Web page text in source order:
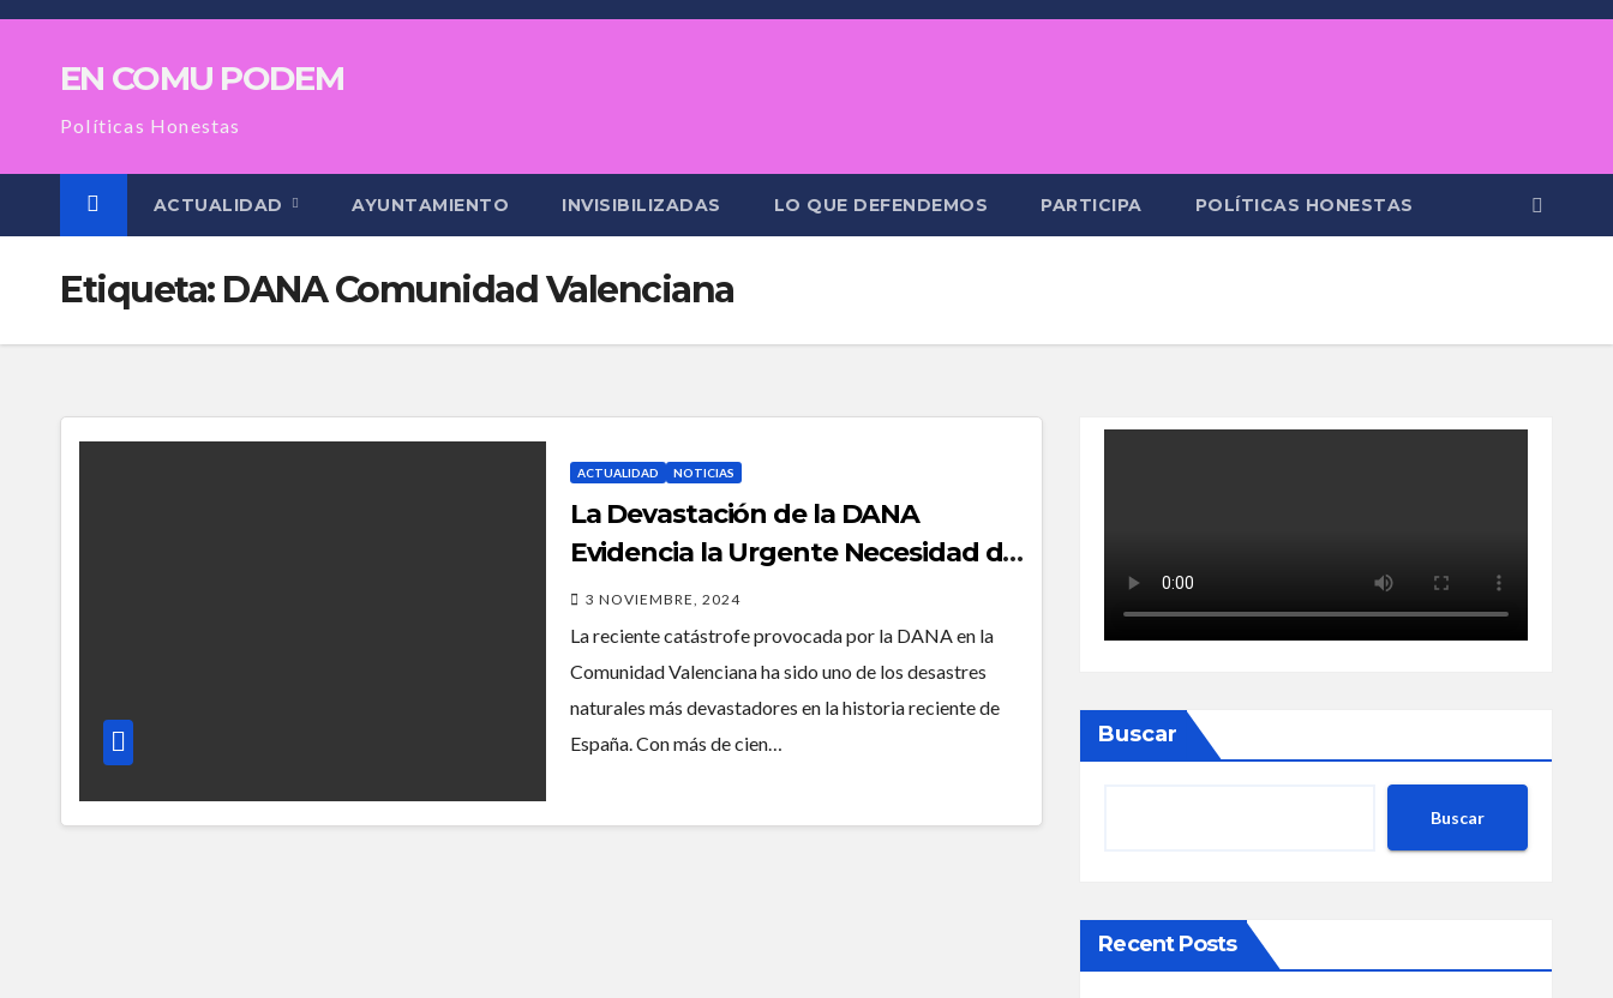
Saltar
contenidoEN COMU PODEM
Políticas Honestas
ACTUALIDAD AYUNTAMIENTO INVISIBILIZADAS LO QUE DEFENDEMOS PARTICIPA POLÍTICAS HONESTAS
Etiqueta: DANA Comunidad Valenciana
ACTUALIDAD NOTICIAS
La Devastación de la DANA
Evidencia la Urgente Necesidad de
Fortalecer los Servicios Públicos
3 NOVIEMBRE, 2024
La reciente catástrofe provocada por la DANA en la
Comunidad Valenciana ha sido uno de los desastres
naturales más devastadores en la historia reciente de
España. Con más de cien…
Buscar
Buscar
Recent Posts